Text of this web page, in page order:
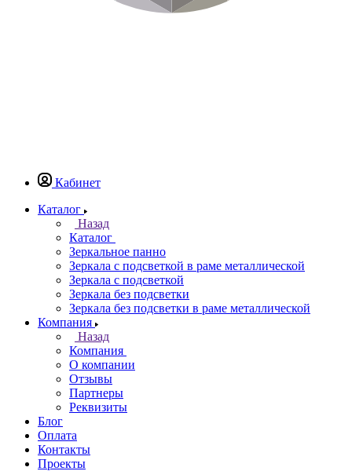
Кабинет
Каталог
Назад
Каталог
Зеркальное панно
Зеркала с подсветкой в раме металлической
Зеркала с подсветкой
Зеркала без подсветки
Зеркала без подсветки в раме металлической
Компания
Назад
Компания
О компании
Отзывы
Партнеры
Реквизиты
Блог
Оплата
Контакты
Проекты